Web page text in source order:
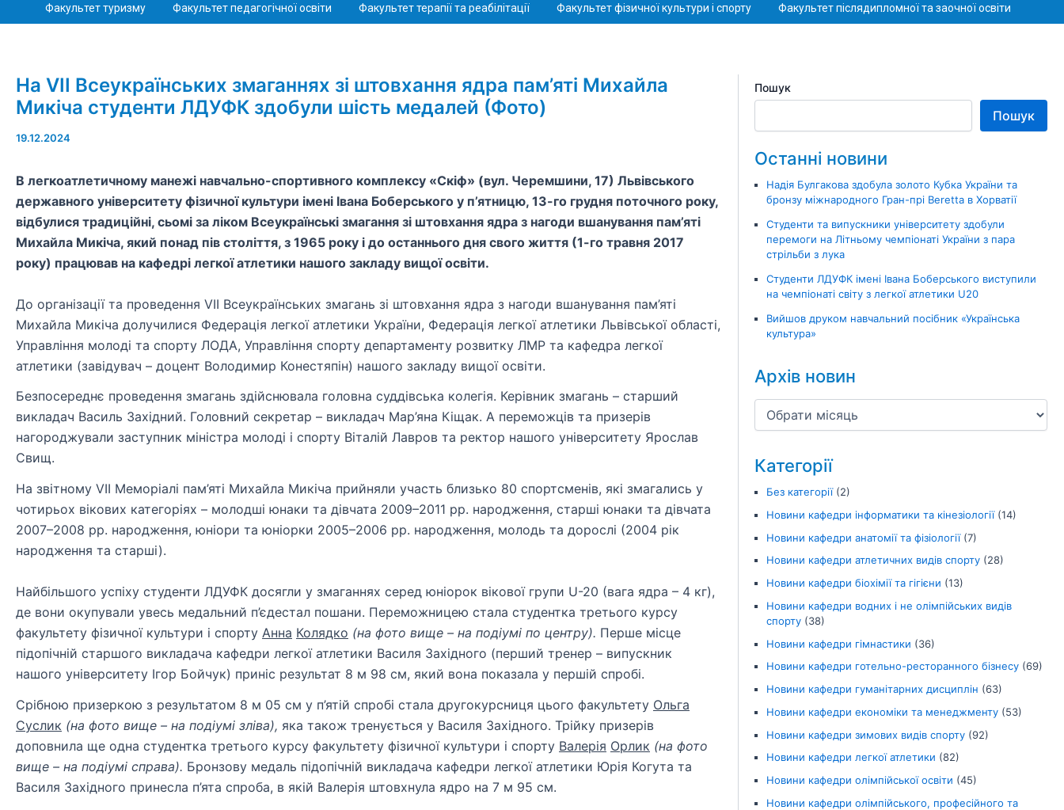
Факультет туризму Факультет педагогічної освіти Факультет терапії та реабілітації Факультет фізичної культури і спорту Факультет післядипломної та заочної освіти
На VII Всеукраїнських змаганнях зі штовхання ядра пам’яті Михайла
Микіча студенти ЛДУФК здобули шість медалей (Фото)
19.12.2024
В легкоатлетичному манежі навчально-спортивного комплексу «Скіф» (вул. Черемшини, 17) Львівського
державного університету фізичної культури імені Івана Боберського у п’ятницю, 13-го грудня поточного року,
відбулися традиційні, сьомі за ліком Всеукраїнські змагання зі штовхання ядра з нагоди вшанування пам’яті
Михайла Микіча, який понад пів століття, з 1965 року і до останнього дня свого життя (1-го травня 2017
року) працював на кафедрі легкої атлетики нашого закладу вищої освіти.
До організації та проведення VII Всеукраїнських змагань зі штовхання ядра з нагоди вшанування пам’яті
Михайла Микіча долучилися Федерація легкої атлетики України, Федерація легкої атлетики Львівської області,
Управління молоді та спорту ЛОДА, Управління спорту департаменту розвитку ЛМР та кафедра легкої
атлетики (завідувач – доцент Володимир Конестяпін) нашого закладу вищої освіти.
Безпосереднє проведення змагань здійснювала головна суддівська колегія. Керівник змагань – старший
викладач Василь Західний. Головний секретар – викладач Мар’яна Кіщак. А переможців та призерів
нагороджували заступник міністра молоді і спорту Віталій Лавров та ректор нашого університету Ярослав
Свищ.
На звітному VII Меморіалі пам’яті Михайла Микіча прийняли участь близько 80 спортсменів, які змагались у
чотирьох вікових категоріях – молодші юнаки та дівчата 2009–2011 рр. народження, старші юнаки та дівчата
2007–2008 рр. народження, юніори та юніорки 2005–2006 рр. народження, молодь та дорослі (2004 рік
народження та старші).
Найбільшого успіху студенти ЛДУФК досягли у змаганнях серед юніорок вікової групи U-20 (вага ядра – 4 кг),
де вони окупували увесь медальний п’єдестал пошани. Переможницею стала студентка третього курсу
факультету фізичної культури і спорту Анна Колядко (на фото вище – на подіумі по центру). Перше місце
підопічній старшого викладача кафедри легкої атлетики Василя Західного (перший тренер – випускник
нашого університету Ігор Бойчук) приніс результат 8 м 98 см, який вона показала у першій спробі.
Срібною призеркою з результатом 8 м 05 см у п’ятій спробі стала другокурсниця цього факультету Ольга
Суслик (на фото вище – на подіумі зліва), яка також тренується у Василя Західного. Трійку призерів
доповнила ще одна студентка третього курсу факультету фізичної культури і спорту Валерія Орлик (на фото
вище – на подіумі справа). Бронзову медаль підопічній викладача кафедри легкої атлетики Юрія Когута та
Василя Західного принесла п’ята спроба, в якій Валерія штовхнула ядро на 7 м 95 см.
Пошук
Пошук
Останні новини
Надія Булгакова здобула золото Кубка України та
бронзу міжнародного Гран-прі Beretta в Хорватії
Студенти та випускники університету здобули
перемоги на Літньому чемпіонаті України з пара
стрільби з лука
Студенти ЛДУФК імені Івана Боберського виступили
на чемпіонаті світу з легкої атлетики U20
Вийшов друком навчальний посібник «Українська
культура»
Архів новин
Категорії
Без категорії(2)
Новини кафедри інформатики та кінезіології(14)
Новини кафедри анатомії та фізіології(7)
Новини кафедри атлетичних видів спорту(28)
Новини кафедри біохімії та гігієни (13)
Новини кафедри водних і не олімпійських видів
спорту(38)
Новини кафедри гімнастики (36)
Новини кафедри готельно-ресторанного бізнесу(69)
Новини кафедри гуманітарних дисциплін (63)
Новини кафедри економіки та менеджменту(53)
Новини кафедри зимових видів спорту(92)
Новини кафедри легкої атлетики (82)
Новини кафедри олімпійської освіти (45)
Новини кафедри олімпійського, професійного та